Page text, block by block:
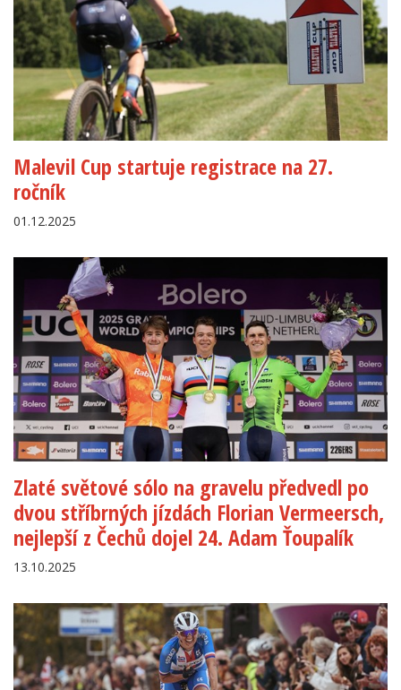
Malevil Cup startuje registrace na 27.
ročník
01.12.2025
Zlaté světové sólo na gravelu předvedl po
dvou stříbrných jízdách Florian Vermeersch,
nejlepší z Čechů dojel 24. Adam Ťoupalík
13.10.2025